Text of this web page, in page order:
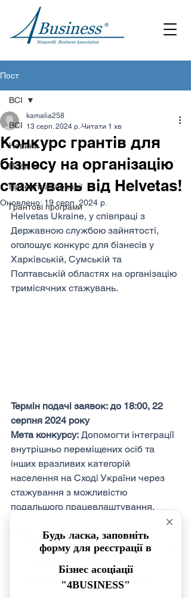
Пост
ВСІ
Новини
Події
Проєкти адвокації
Грантові програми
ВСІ
Конкурс грантів для
бізнесу на організацію
стажувань від Helvetas!
kamalia258
13 серп. 2024 р. Читати 1 хв
Оновлено:19 серп. 2024 р.
Helvetas Ukraine, у співпраці з
Державною службою зайнятості,
оголошує конкурс для бізнесів у
Харківській, Сумській та
Полтавській областях на організацію
тримісячних стажувань.
Термін подачі заявок: до 18:00, 22
серпня 2024 року
Мета конкурсу: Допомогти інтеграції
внутрішньо переміщених осіб та
інших вразливих категорій
населення на Сході України через
стажування з можливістю
подальшого працевлаштування.
Умови конкурсу:
Організація стажувань протягом
3 місяців.
Кількість стажерів: від 3 до 6